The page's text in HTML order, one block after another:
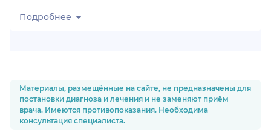
Подробнее
Материалы, размещённые на сайте, не предназначены для
постановки диагноза и лечения и не заменяют приём
врача. Имеются противопоказания. Необходима
консультация специалиста.